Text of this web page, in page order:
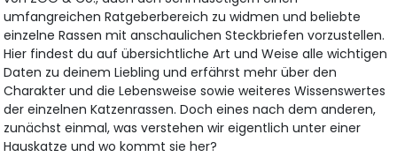
umfangreichen Ratgeberbereich zu widmen und beliebte
einzelne Rassen mit anschaulichen Steckbriefen vorzustellen.
Hier findest du auf übersichtliche Art und Weise alle wichtigen
Daten zu deinem Liebling und erfährst mehr über den
Charakter und die Lebensweise sowie weiteres Wissenswertes
der einzelnen Katzenrassen. Doch eines nach dem anderen,
zunächst einmal, was verstehen wir eigentlich unter einer
Hauskatze und wo kommt sie her?